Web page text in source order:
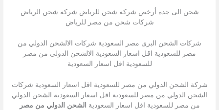
شحن الى جدة أرخص شركة شحن للرياض شركة شحن الرياض
شركات شحن من مصر للرياض
شركات الشحن البرى مصر السعودية شركات الالشحن الدولي من
مصر للسعودية اقل اسعار السعودية الالشحن الدولي من مصر
للسعودية اقل اسعار السعودية
شركة الشحن الدولي من مصر للسعودية اقل اسعار السعودية شركات
الشحن الدولي من مصر للسعودية اقل اسعار السعودية الشحن الدولي
من مصر للسعودية اقل اسعار السعودية الشحن الدولي من مصر